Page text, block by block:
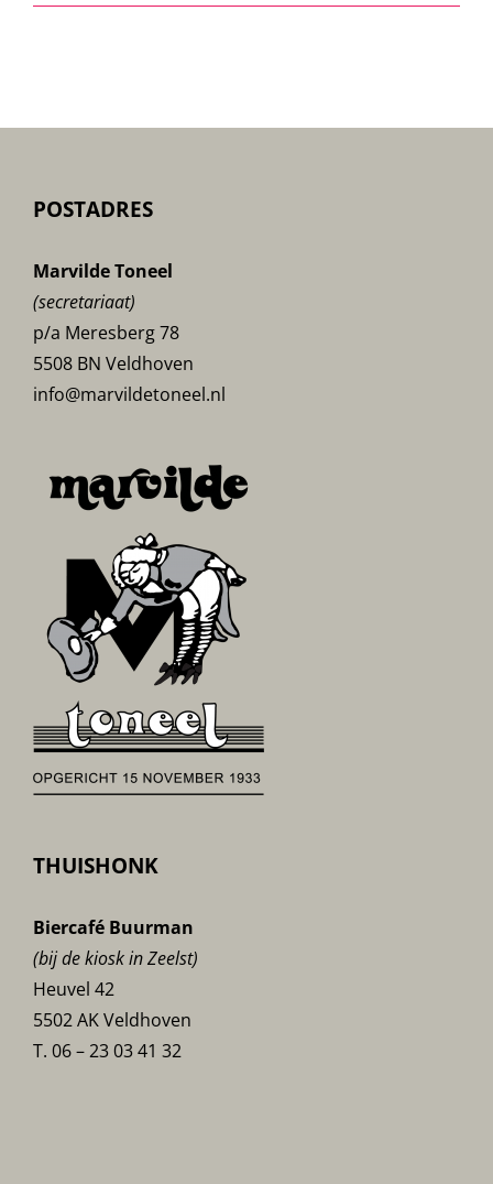
POSTADRES
Marvilde Toneel
(secretariaat)
p/a Meresberg 78
5508 BN Veldhoven
info@marvildetoneel.nl
THUISHONK
Biercafé Buurman
(bij de kiosk in Zeelst)
Heuvel 42
5502 AK Veldhoven
T. 06 – 23 03 41 32